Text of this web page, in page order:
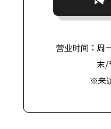
营业时间：周
末/
※来